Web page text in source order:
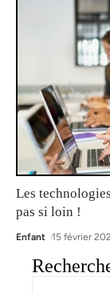
Les
pas si loin !
Enfant 15 février